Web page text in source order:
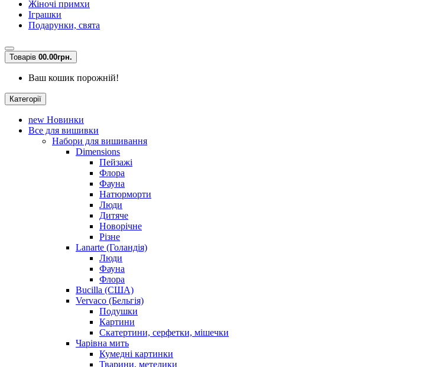
Жіночі примхи
Іграшки
Подарунки, свята
Товарів 00.00грн.
Ваш кошик порожній!
Категорії
new Новинки
Все для вишивки
Набори для вишивання
Dimensions
Пейзажі
Флора
Фауна
Натюрморти
Люди
Дитяче
Новорічне
Різне
Lanarte (Голандія)
Люди
Фауна
Флора
Bucilla (США)
Vervaco (Бельгія)
Подушки
Картини
Скатертини, серфетки, мішечки
Чарiвна мить
Кумедні картинки
Тварини, метелики